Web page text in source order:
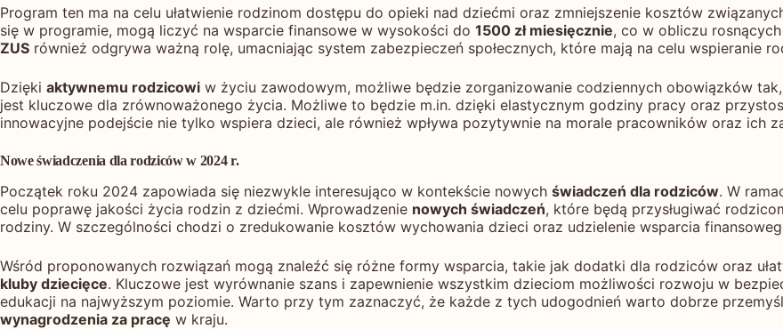
Program ten ma na celu ułatwienie rodzinom dostępu do opieki nad dziećmi oraz zmniejszenie kosztów
się w programie, mogą liczyć na wsparcie finansowe w wysokości do 1500 zł miesięcznie, co w obliczu
ZUS również odgrywa ważną rolę, umacniając system zabezpieczeń społecznych, które mają na celu wspieranie
Dzięki aktywnemu rodzicowi w życiu zawodowym, możliwe będzie zorganizowanie codziennych obowiązków
jest kluczowe dla zrównoważonego życia. Możliwe to będzie m.in. dzięki elastycznym godziny pracy oraz
innowacyjne podejście nie tylko wspiera dzieci, ale również wpływa pozytywnie na morale pracowników oraz ich
Nowe świadczenia dla rodziców w 2024 r.
Początek roku 2024 zapowiada się niezwykle interesująco w kontekście nowych świadczeń dla rodziców. W
celu poprawę jakości życia rodzin z dziećmi. Wprowadzenie nowych świadczeń, które będą przysługiwać
rodziny. W szczególności chodzi o zredukowanie kosztów wychowania dzieci oraz udzielenie wsparcia
Wśród proponowanych rozwiązań mogą znaleźć się różne formy wsparcia, takie jak dodatki dla rodziców oraz
kluby dziecięce. Kluczowe jest wyrównanie szans i zapewnienie wszystkim dzieciom możliwości rozwoju w
edukacji na najwyższym poziomie. Warto przy tym zaznaczyć, że każde z tych udogodnień warto dobrze
wynagrodzenia za pracę w kraju.